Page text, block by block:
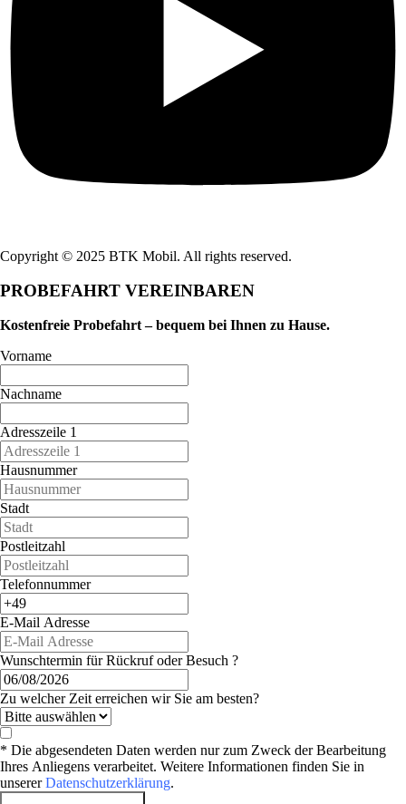
Copyright © 2025 BTK Mobil. All rights reserved.
PROBEFAHRT VEREINBAREN
Kostenfreie Probefahrt – bequem bei Ihnen zu Hause.
Vorname
Nachname
Adresszeile 1
Hausnummer
Stadt
Postleitzahl
Telefonnummer
E-Mail Adresse
Wunschtermin für Rückruf oder Besuch ?
Zu welcher Zeit erreichen wir Sie am besten?
* Die abgesendeten Daten werden nur zum Zweck der Bearbeitung
Ihres Anliegens verarbeitet. Weitere Informationen finden Sie in
unsererDatenschutzerklärung.